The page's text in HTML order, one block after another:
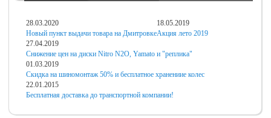
28.03.2020
Новый пункт выдачи товара на Дмитровке
18.05.2019
Акция лето 2019
27.04.2019
Снижение цен на диски Nitro N2O, Yamato и "реплика"
01.03.2019
Скидка на шиномонтаж 50% и бесплатное хранениие колес
22.01.2015
Бесплатная доставка до транспортной компании!